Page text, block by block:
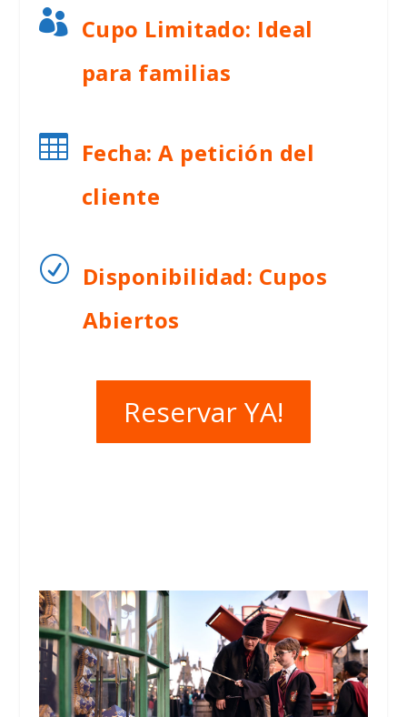
 Cupo Limitado: Ideal
para familias
 Fecha: A petición del
cliente
R Disponibilidad: Cupos
Abiertos
Reservar YA!